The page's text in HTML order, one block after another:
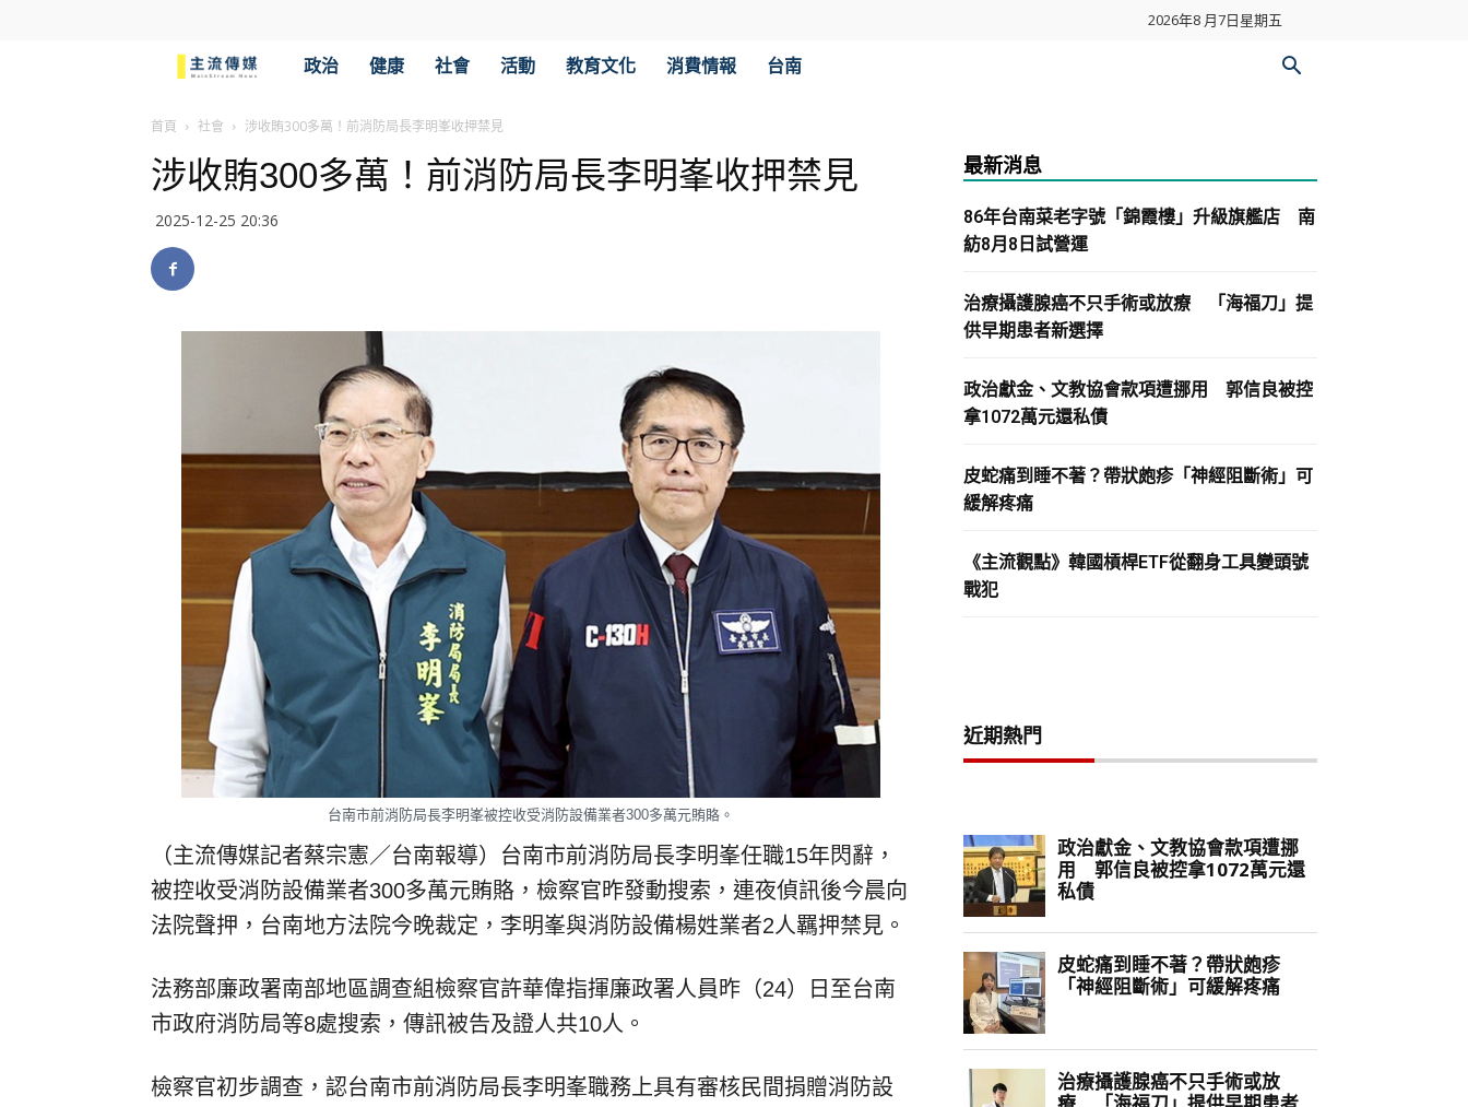
2026年8 月7日星期五
流
傳
政治 健康 社會 活動 教育文化 消費情報 台南
首頁 社會 涉收賄300多萬！前消防局長李明峯收押禁見
涉收賄300多萬！前消防局長李明峯收押禁見
2025-12-25 20:36
台南市前消防局長李明峯被控收受消防設備業者300多萬元賄賂。
（主流傳媒記者蔡宗憲／台南報導）台南市前消防局長李明峯任職15年閃辭，
被控收受消防設備業者300多萬元賄賂，檢察官昨發動搜索，連夜偵訊後今晨向
法院聲押，台南地方法院今晚裁定，李明峯與消防設備楊姓業者2人羈押禁見。
法務部廉政署南部地區調查組檢察官許華偉指揮廉政署人員昨（24）日至台南
市政府消防局等8處搜索，傳訊被告及證人共10人。
檢察官初步調查，認台南市前消防局長李明峯職務上具有審核民間捐贈消防設
最新消息
86年台南菜老字號「錦霞樓」升級旗艦店 南
紡8月8日試營運
治療攝護腺癌不只手術或放療 「海福刀」提
供早期患者新選擇
政治獻金、文教協會款項遭挪用 郭信良被控
拿1072萬元還私債
皮蛇痛到睡不著？帶狀皰疹「神經阻斷術」可
緩解疼痛
《主流觀點》韓國槓桿ETF從翻身工具變頭號
戰犯
近期熱門